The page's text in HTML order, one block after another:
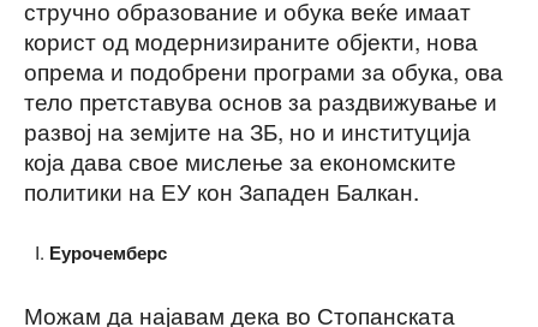
стручно образование и обука веќе имаат
корист од модернизираните објекти, нова
опрема и подобрени програми за обука, ова
тело претставува основ за раздвижување и
развој на земјите на ЗБ, но и институција
која дава свое мислење за економските
политики на ЕУ кон Западен Балкан.
Еурочемберс
Можам да најавам дека во Стопанската